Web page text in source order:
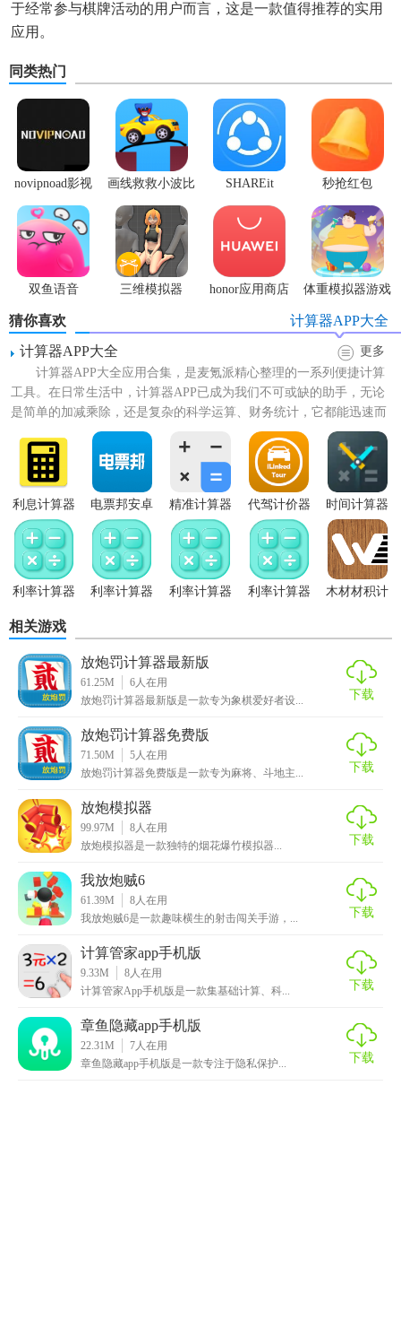
于经常参与棋牌活动的用户而言，这是一款值得推荐的实用
应用。
同类热门
novipnoad影视
平台手机版
画线救救小波比
最新版
SHAREit
秒抢红包
app2.7.3
双鱼语音
三维模拟器
honor应用商店 体重模拟器游戏
猜你喜欢
计算器APP大全
计算器APP大全
更多
计算器APP大全应用合集，是麦氪派精心整理的一系列便捷计算
工具。在日常生活中，计算器APP已成为我们不可或缺的助手，无论
是简单的加减乘除，还是复杂的科学运算、财务统计，它都能迅速而
准确地给出答案。为满...
利息计算器
工具
电票邦安卓
版
精准计算器
app
代驾计价器
免费版
时间计算器
换算工具
（专业版）
利率计算器
利率计算器
利率计算器
利率计算器
木材材积计
相关游戏
放炮罚计算器最新版
61.25M 6人在用
放炮罚计算器最新版是一款专为象棋爱好者设...
下载
放炮罚计算器免费版
71.50M 5人在用
放炮罚计算器免费版是一款专为麻将、斗地主...
下载
放炮模拟器
99.97M 8人在用
‍‍放炮模拟器是一款独特的烟花爆竹模拟器...
下载
我放炮贼6
61.39M 8人在用
我放炮贼6是一款趣味横生的射击闯关手游，...
下载
计算管家app手机版
9.33M 8人在用
计算管家App手机版是一款集基础计算、科...
下载
章鱼隐藏app手机版
22.31M 7人在用
章鱼隐藏app手机版是一款专注于隐私保护...
下载